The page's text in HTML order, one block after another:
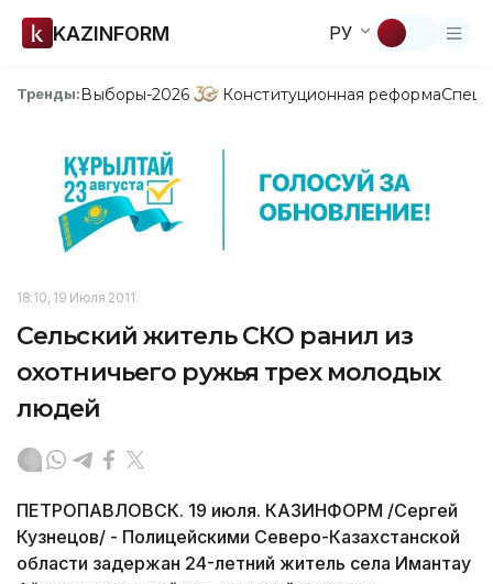
KAZINFORM РУ
Тренды:Выборы-2026 Конституционная реформа
18:10, 19 Июля 2011
Сельский житель СКО ранил из
охотничьего ружья трех молодых
людей
ПЕТРОПАВЛОВСК. 19 июля. КАЗИНФОРМ /Сергей
Кузнецов/ - Полицейскими Северо-Казахстанской
области задержан 24-летний житель села Имантау